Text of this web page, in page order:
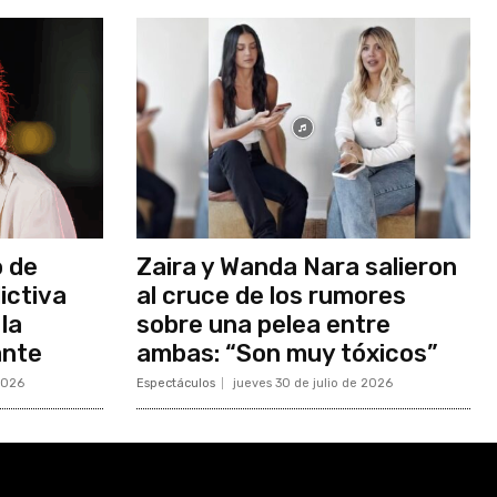
de
Zaira y Wanda Nara salieron
al cruce de los rumores
sobre una pelea entre
ambas: “Son muy tóxicos”
Espectáculos jueves 30 de julio de 2026